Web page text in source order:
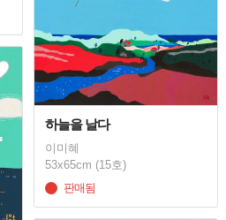
하늘을 날다
이미혜
53x65cm (15호)
판매됨